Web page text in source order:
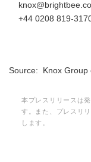
+44 0208 819-
Source: Knox Group
本プレスリリースは
す。また、プレスリ
します。